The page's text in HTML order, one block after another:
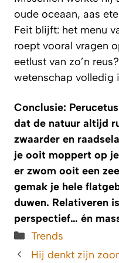
oude oceaan, aas
Feit blijft: het menu
roept vooral vragen
eetlust van zo’n
wetenschap volledig
Conclusie:
dat de natuur altijd
zwaarder en
je ooit moppert op
er zwom ooit een
gemak je hele
duwen. Relativeren
perspectief… én
Categorieën
Trends
Hij denkt zijn